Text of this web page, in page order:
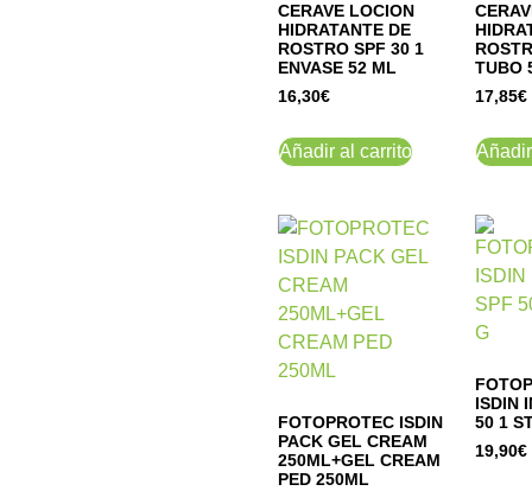
CERAVE LOCION
HIDRATANTE DE
ROSTRO SPF 30 1
ENVASE 52 ML
16,30€
Añadir al carrito
TUBO
17,85€
FOTOPROTEC ISDIN
PACK GEL CREAM
250ML+GEL CREAM
PED 250ML
ISDIN
50 1
19,90€